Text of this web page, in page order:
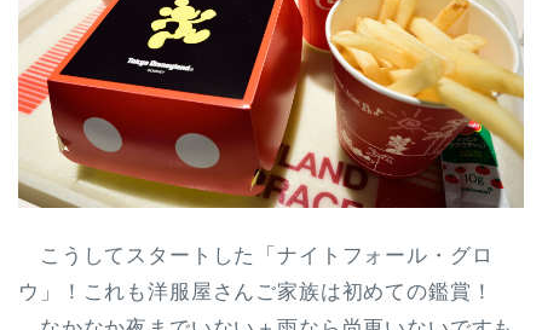
こうしてスタートした「ナイトフォール・グロ
ウ」！これも洋服屋さんご家族は初めての鑑賞！